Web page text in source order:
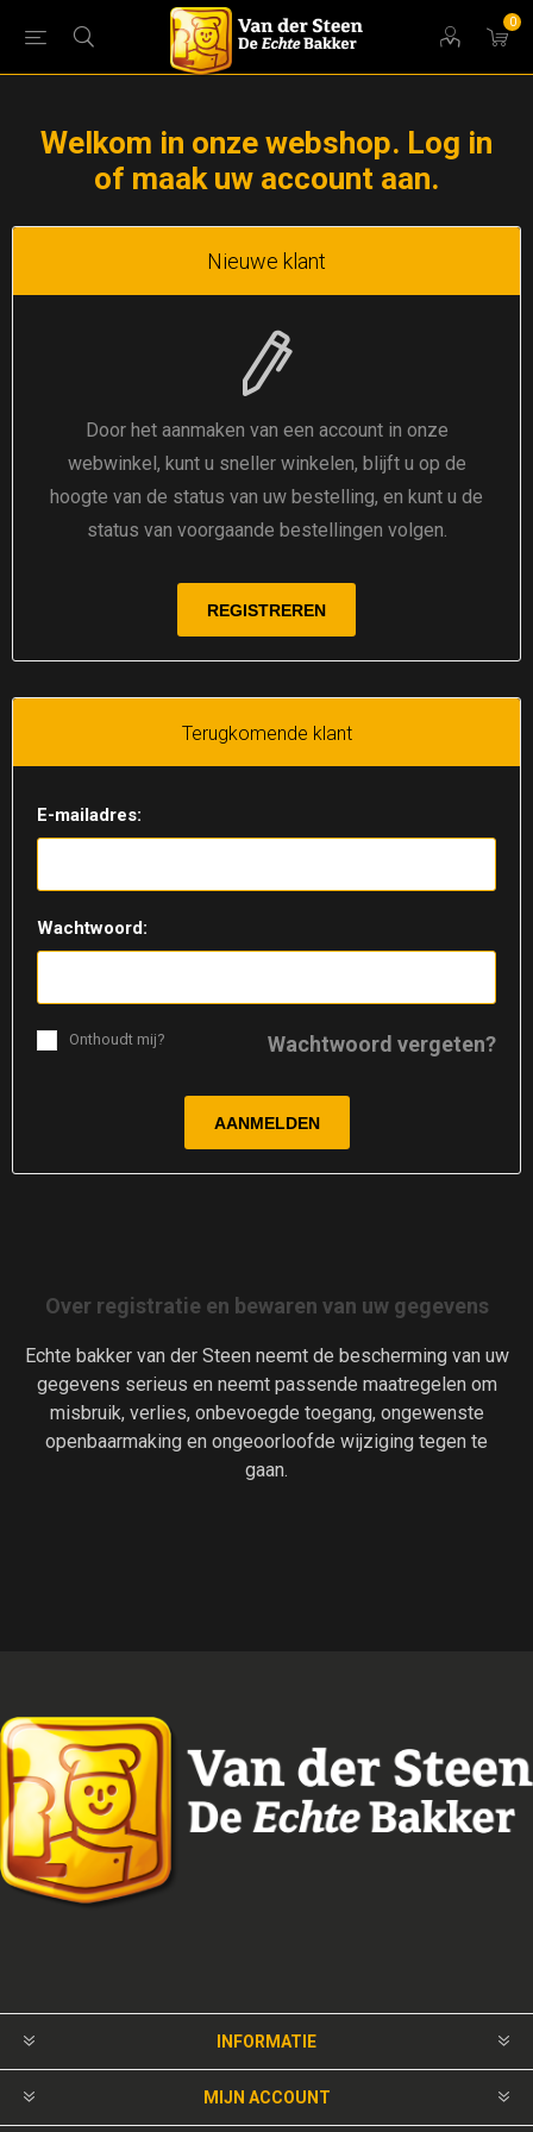
0
Welkom in onze webshop. Log in
of maak uw account aan.
Nieuwe klant
Door het aanmaken van een account in onze
webwinkel, kunt u sneller winkelen, blijft u op de
hoogte van de status van uw bestelling, en kunt u de
status van voorgaande bestellingen volgen.
Terugkomende klant
E-mailadres:
Wachtwoord:
Wachtwoord vergeten?
Onthoudt mij?
Over registratie en bewaren van uw gegevens
Echte bakker van der Steen neemt de bescherming van uw
gegevens serieus en neemt passende maatregelen om
misbruik, verlies, onbevoegde toegang, ongewenste
openbaarmaking en ongeoorloofde wijziging tegen te
gaan.
INFORMATIE
MIJN ACCOUNT